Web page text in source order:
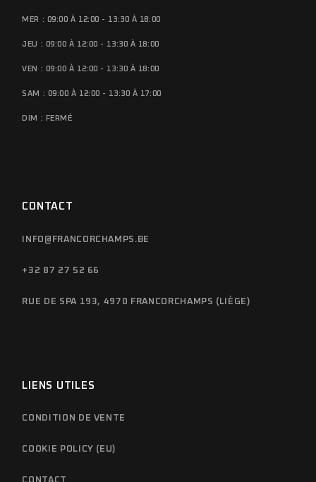
MER : 09:00 À 12:00 - 13:30 À 18:00
JEU : 09:00 À 12:00 - 13:30 À 18:00
VEN : 09:00 À 12:00 - 13:30 À 18:00
SAM : 09:00 À 12:00 - 13:30 À 17:00
DIM : FERMÉ
CONTACT
INFO@FRANCORCHAMPS.BE
+32 87 27 52 66
RUE DE SPA 193, 4970 FRANCORCHAMPS (LIÈGE)
LIENS UTILES
CONDITION DE VENTE
COOKIE POLICY (EU)